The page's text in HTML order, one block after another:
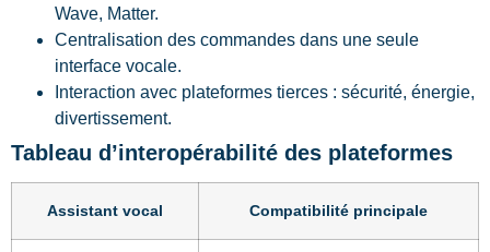
Wave, Matter.
Centralisation des commandes dans une seule
interface vocale.
Interaction avec plateformes tierces : sécurité, énergie,
divertissement.
Tableau d’interopérabilité des plateformes
Assistant vocal Compatibilité principale